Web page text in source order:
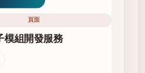
頁面
模組開發服務